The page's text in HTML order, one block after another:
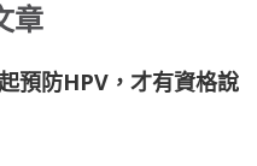
章
預防HPV，才有資格說